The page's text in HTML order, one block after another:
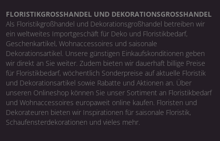
FLORISTIKGROSSHANDEL UND DEKORATIONSGROSSHANDEL
Als Floristikgroßhandel und Dekorationsgroßhandel betreiben wir
ein weltweites Importgeschäft für Deko und Floristikbedarf,
Geschenkartikel, Wohnaccessoires und saisonale
Dekorationsartikel. Unsere günstigen Einkaufskonditionen geben
wir direkt an Sie weiter. Zudem bieten wir dauerhaft billige Preise
für Floristikbedarf, wöchentlich Sonderpreise auf aktuelle Floristik
und Dekorationsartikel sowie Rabatte und Aktionen an. Über
unseren Onlineshop können Sie unser Sortiment an Floristikbedarf
und Wohnaccessoires europaweit online kaufen. Floristen und
Dekorateuren bieten wir Inspirationen für saisonale Floristik,
Schaufensterdekorationen und vieles mehr.